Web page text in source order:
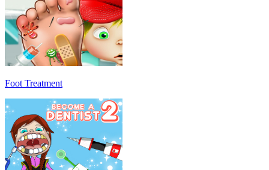
Foot Treatment